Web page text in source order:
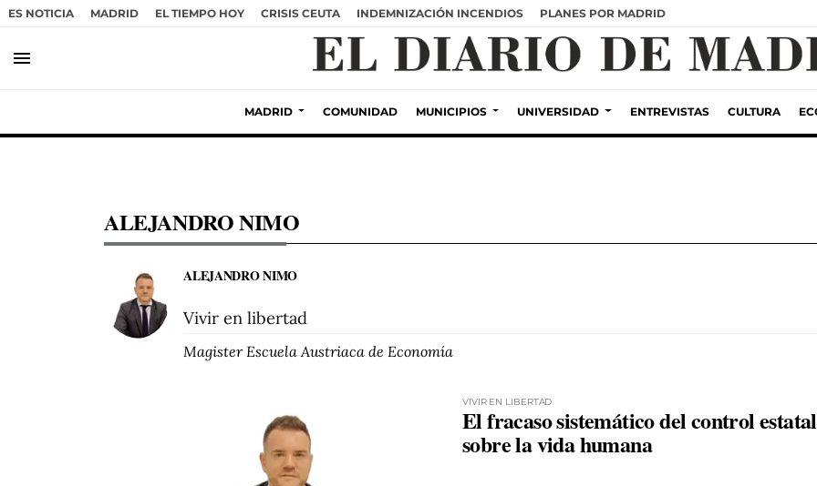
ES NOTICIA MADRID EL TIEMPO HOY CRISIS CEUTA INDEMNIZACIÓN INCENDIOS PLANES POR MADRID
menu
MADRID COMUNIDAD MUNICIPIOS UNIVERSIDAD ENTREVISTAS CULTURA
ALEJANDRO NIMO
ALEJANDRO NIMO
Vivir en libertad
Magister Escuela Austriaca de Economía
VIVIR EN LIBERTAD
El fracaso sistemático del control estatal
sobre la vida humana